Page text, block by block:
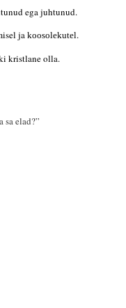
ega juhtunud.
jakoosolekutel.
kristlane olla.
sa elad?”